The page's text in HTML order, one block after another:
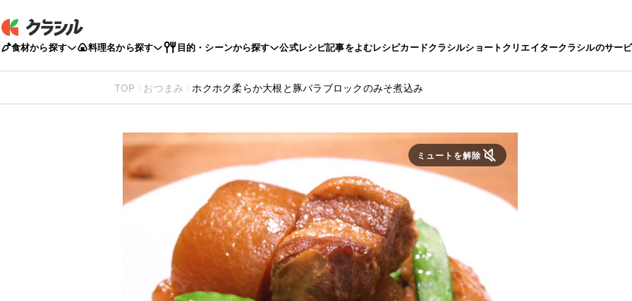
食材から探す 料理名から探す 目的・シーンから探す 公式レシピ記事をよむレシピカードクラシルショートクリエイタークラシルのサー
TOP おつまみ ホクホク柔らか大根と豚バラブロックのみそ煮込み
ミュートを解除